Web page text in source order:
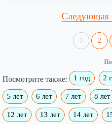
Следующая
1 2
Посмотрите также: 1 год 2
5 лет 6 лет 7 лет 8 лет
12 лет 13 лет 14 лет